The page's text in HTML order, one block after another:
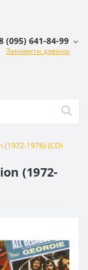
(095) 641-84-99
Замовити дзвінок
(1972-1976) (CD)
(1972-